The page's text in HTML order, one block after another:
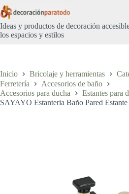
Saltar
al
contenido
Ideas y productos de decoración
los espacios y estilos
Inicio Bricolaje y herramientas
Ferretería
Accesorios de baño
Accesorios para ducha
Estantes para
SAYAYO Estanteria Baño Pared